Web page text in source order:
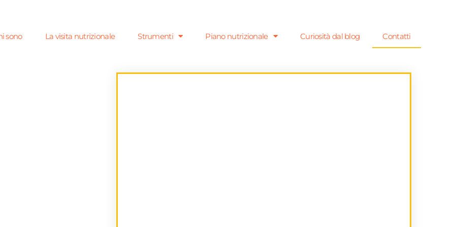
sono La visita nutrizionale Strumenti Piano nutrizionale Curiosità dal blog Contatti